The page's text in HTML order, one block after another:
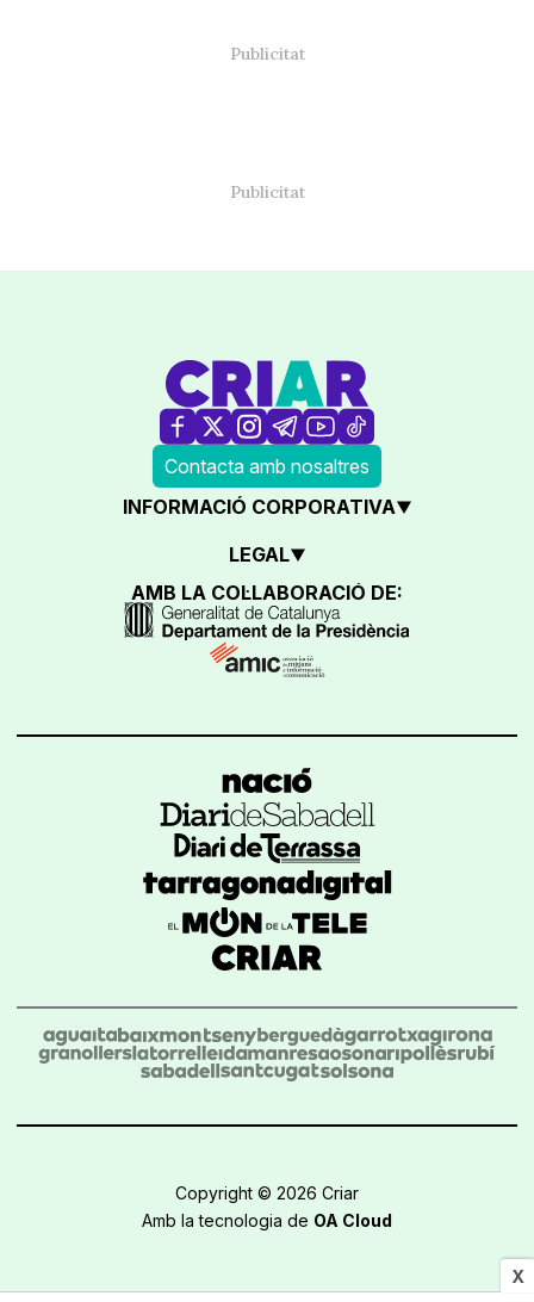
X
Contacta amb nosaltres
INFORMACIÓ CORPORATIVA
LEGAL
AMB LA COL·LABORACIÓ DE:
Copyright © 2026 Criar
Amb la tecnologia de OA Cloud